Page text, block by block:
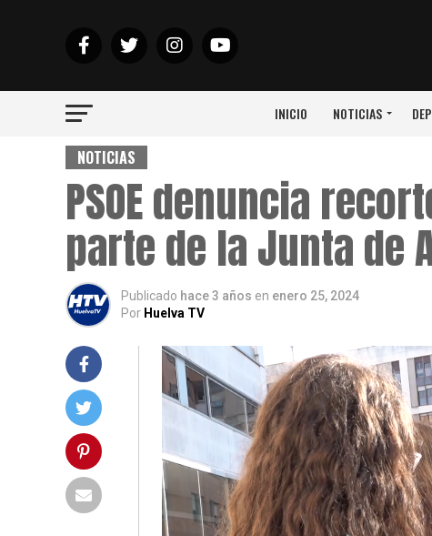
INICIO NOTICIAS
NOTICIAS
PSOE denuncia
parte de la Junta de
Publicado hace 3 años en enero 25, 2024
Por Huelva TV